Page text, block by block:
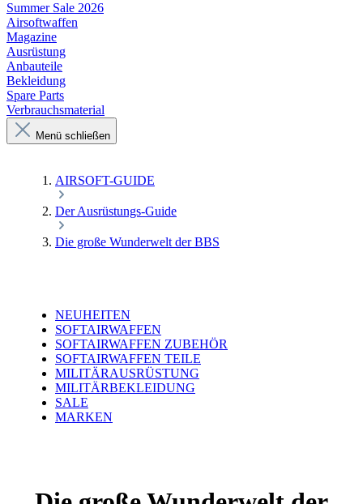
Summer Sale 2026
Airsoftwaffen
Magazine
Ausrüstung
Anbauteile
Bekleidung
Spare Parts
Verbrauchsmaterial
Menü schließen
AIRSOFT-GUIDE
Der Ausrüstungs-Guide
Die große Wunderwelt der BBS
NEUHEITEN
SOFTAIRWAFFEN
SOFTAIRWAFFEN ZUBEHÖR
SOFTAIRWAFFEN TEILE
MILITÄRAUSRÜSTUNG
MILITÄRBEKLEIDUNG
SALE
MARKEN